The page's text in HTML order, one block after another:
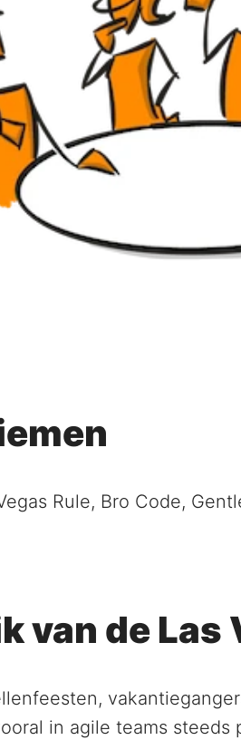
Rule, Bro Code,
van de Las
in agile teams steeds